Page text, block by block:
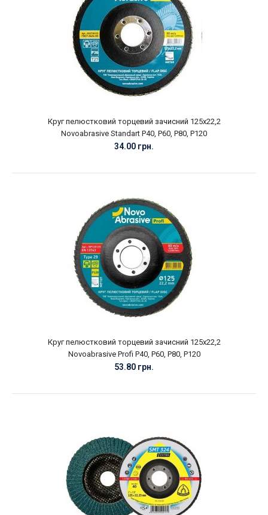
Круг пелюстковий торцевий зачисний 125х22,2
Novoabrasive Standart P40, P60, P80, P120
34.00 грн.
Круг пелюстковий торцевий зачисний 125х22,2
Novoabrasive Profi P40, P60, P80, P120
53.80 грн.